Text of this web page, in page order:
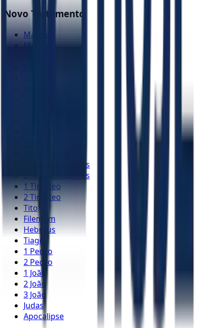
Novo Testamento
Mateus
Marcos
1 Tessalonicenses
2 Tessalonicenses
1 Timóteo
2 Timóteo
Tito
Filemom
Hebreus
Tiago
1 Pedro
2 Pedro
1 João
2 João
3 João
Judas
Apocalipse